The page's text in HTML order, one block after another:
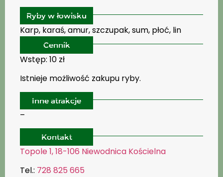
Ryby w łowisku
Karp, karaś, amur, szczupak, sum, płoć, lin
Cennik
Wstęp: 10 zł
Istnieje możliwość zakupu ryby.
Inne atrakcje
–
Kontakt
Topole 1, 18-106 Niewodnica Kościelna
Tel.: 728 825 665